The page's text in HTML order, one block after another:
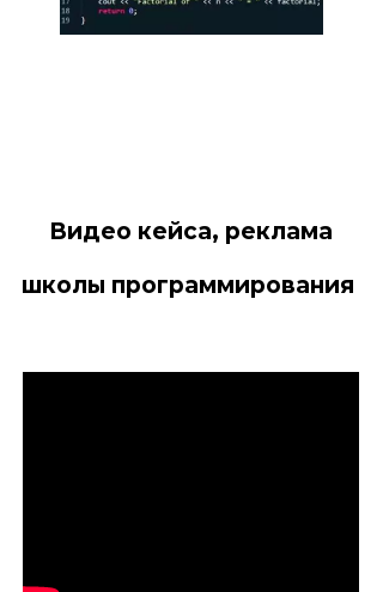
Видео кейса, реклама
школы программирования